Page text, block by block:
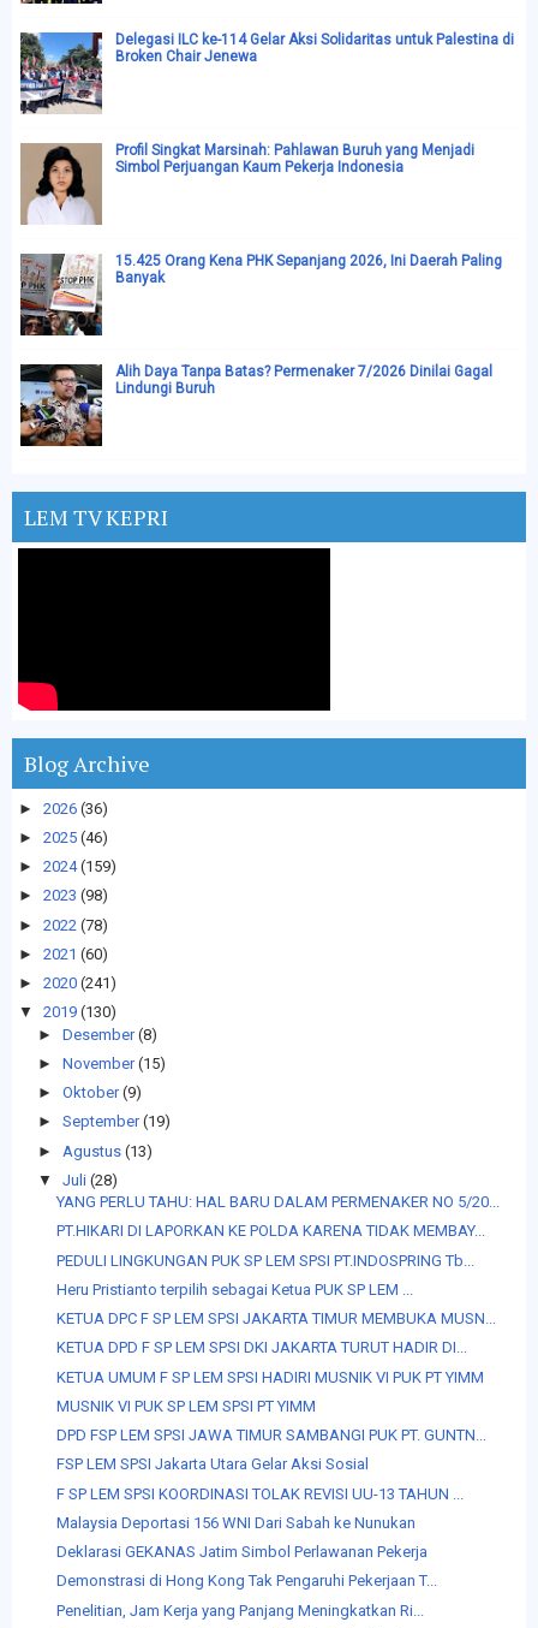
Delegasi ILC ke-114 Gelar Aksi Solidaritas untuk Palestina di
Broken Chair Jenewa
Profil Singkat Marsinah: Pahlawan Buruh yang Menjadi
Simbol Perjuangan Kaum Pekerja Indonesia
15.425 Orang Kena PHK Sepanjang 2026, Ini Daerah Paling
Banyak
Alih Daya Tanpa Batas? Permenaker 7/2026 Dinilai Gagal
Lindungi Buruh
LEM TV KEPRI
Blog Archive
► 2026 (36)
► 2025 (46)
► 2024 (159)
► 2023 (98)
► 2022 (78)
► 2021 (60)
► 2020 (241)
▼
2019 (130)
► Desember (8)
► November (15)
► Oktober (9)
► September (19)
► Agustus (13)
▼
Juli (28)
YANG PERLU TAHU: HAL BARU DALAM PERMENAKER NO 5/20...
PT.HIKARI DI LAPORKAN KE POLDA KARENA TIDAK MEMBAY...
PEDULI LINGKUNGAN PUK SP LEM SPSI PT.INDOSPRING Tb...
Heru Pristianto terpilih sebagai Ketua PUK SP LEM ...
KETUA DPC F SP LEM SPSI JAKARTA TIMUR MEMBUKA MUSN...
KETUA DPD F SP LEM SPSI DKI JAKARTA TURUT HADIR DI...
KETUA UMUM F SP LEM SPSI HADIRI MUSNIK VI PUK PT YIMM
MUSNIK VI PUK SP LEM SPSI PT YIMM
DPD FSP LEM SPSI JAWA TIMUR SAMBANGI PUK PT. GUNTN...
FSP LEM SPSI Jakarta Utara Gelar Aksi Sosial
F SP LEM SPSI KOORDINASI TOLAK REVISI UU-13 TAHUN ...
Malaysia Deportasi 156 WNI Dari Sabah ke Nunukan
Deklarasi GEKANAS Jatim Simbol Perlawanan Pekerja
Demonstrasi di Hong Kong Tak Pengaruhi Pekerjaan T...
Penelitian, Jam Kerja yang Panjang Meningkatkan Ri...